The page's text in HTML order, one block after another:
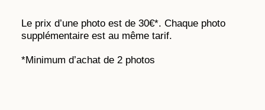
Le prix d’une photo est de 30€*. Chaque photo
supplémentaire est au même tarif.
*Minimum d’achat de 2 photos